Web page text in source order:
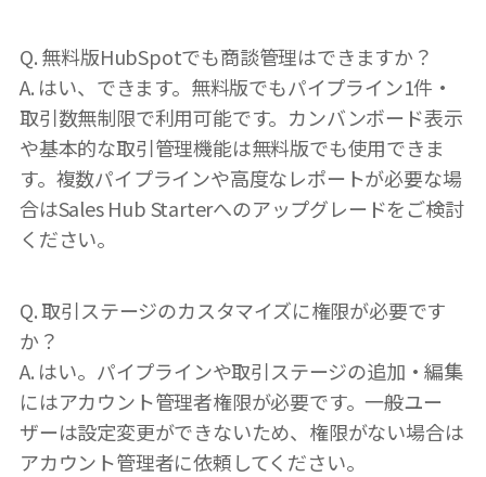
Q. 無料版HubSpotでも商談管理はできますか？
A. はい、できます。無料版でもパイプライン1件・
取引数無制限で利用可能です。カンバンボード表示
や基本的な取引管理機能は無料版でも使用できま
す。複数パイプラインや高度なレポートが必要な場
合はSales Hub Starterへのアップグレードをご検討
ください。
Q. 取引ステージのカスタマイズに権限が必要です
か？
A. はい。パイプラインや取引ステージの追加・編集
にはアカウント管理者権限が必要です。一般ユー
ザーは設定変更ができないため、権限がない場合は
アカウント管理者に依頼してください。